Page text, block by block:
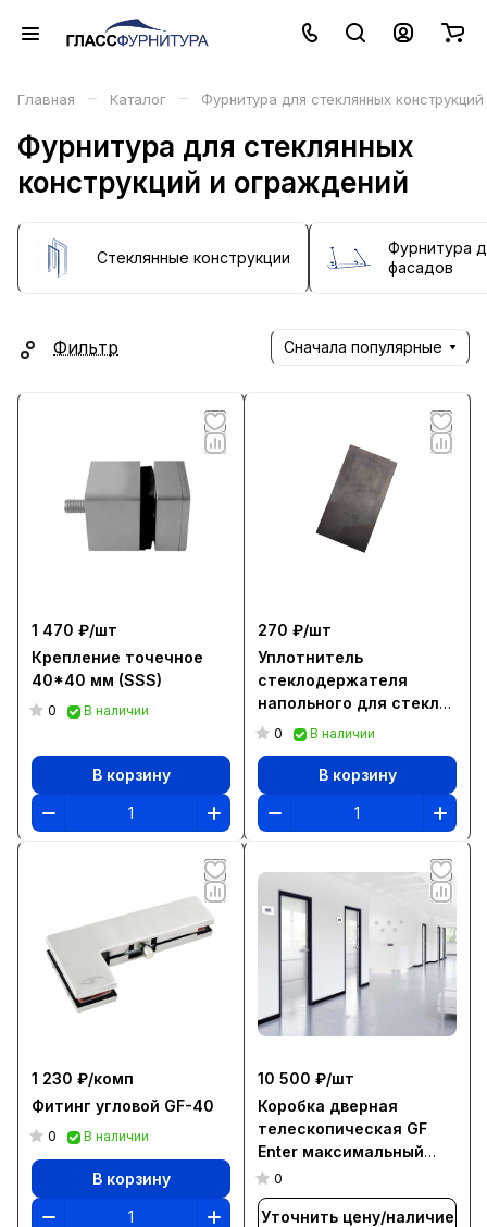
Главная – Каталог – Фурнитура для стеклянных
Фурнитура для стеклянных
конструкций и ограждений
Стеклянные конструкции
Фурнитура
фасадов
Фильтр Сначала популярные
1 470 ₽/шт
Крепление точечное
40*40 мм (SSS)
0 В наличии
В корзину
270 ₽/шт
Уплотнитель
стеклодержателя
напольного для стекла
17,52 мм
0 В наличии
В корзину
1 230 ₽/комп
Фитинг угловой GF-40
0 В наличии
В корзину
10 500 ₽/шт
Коробка дверная
телескопическая GF
Enter максимальный
проём 945х2170 мм
0
Уточнить цену/наличие